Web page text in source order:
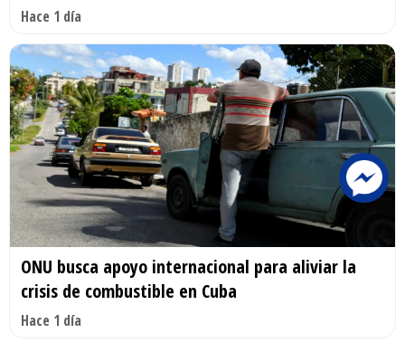
Hace 1 día
ONU busca apoyo internacional para aliviar la
crisis de combustible en Cuba
Hace 1 día